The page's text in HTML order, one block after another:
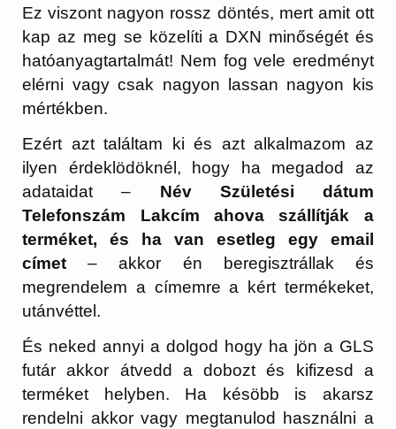
Ez viszont nagyon rossz döntés, mert amit ott
kap az meg se közelíti a DXN minőségét és
hatóanyagtartalmát! Nem fog vele eredményt
elérni vagy csak nagyon lassan nagyon kis
mértékben.
Ezért azt találtam ki és azt alkalmazom az
ilyen érdeklödöknél, hogy ha megadod az
adataidat – Név Születési dátum
Telefonszám Lakcím ahova szállítják a
terméket, és ha van esetleg egy email
címet – akkor én beregisztrállak és
megrendelem a címemre a kért termékeket,
utánvéttel.
És neked annyi a dolgod hogy ha jön a GLS
futár akkor átvedd a dobozt és kifizesd a
terméket helyben. Ha késöbb is akarsz
rendelni akkor vagy megtanulod használni a